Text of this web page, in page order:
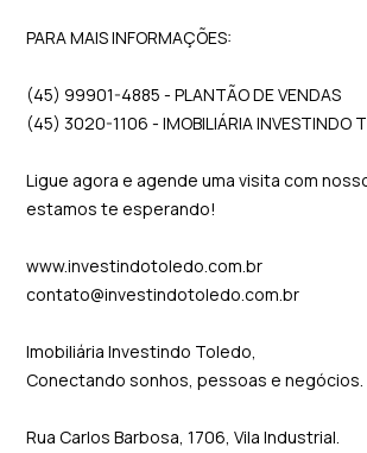
PARA MAIS INFORMAÇÕES:
(45) 99901-4885 - PLANTÃO DE VENDAS
(45) 3020-1106 - IMOBILIÁRIA INVESTINDO
Ligue agora e agende uma visita com
estamos te esperando!
www.investindotoledo.com.br
contato@investindotoledo.com.br
Imobiliária Investindo Toledo,
Conectando sonhos, pessoas e negócios.
Rua Carlos Barbosa, 1706, Vila Industrial.